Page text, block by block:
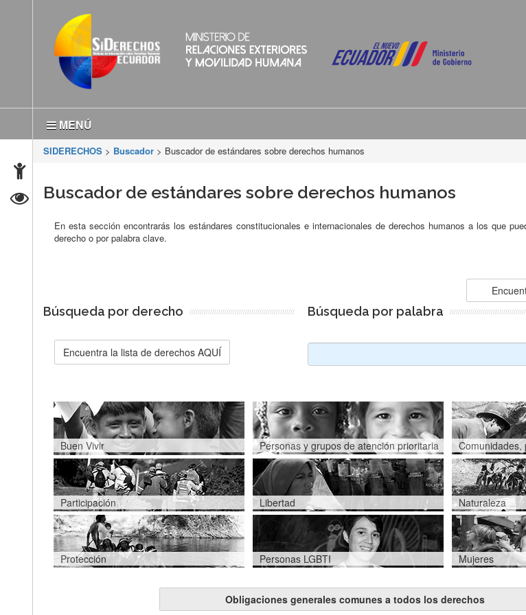
MENÚ
SIDERECHOS > Buscador > Buscador de estándares sobre derechos humanos
Buscador de estándares sobre derechos humanos
En esta sección encontrarás los estándares constitucionales e internacionales de derechos humanos a los que
derecho o por palabra clave.
Búsqueda por derecho
Encuentra la lista de derechos AQUÍ
Búsqueda por palabra
Buen Vivir Personas y grupos de atención prioritaria Comunidades,
Participación Libertad Naturaleza
Protección Personas LGBTI Mujeres
Obligaciones generales comunes a todos los derechos